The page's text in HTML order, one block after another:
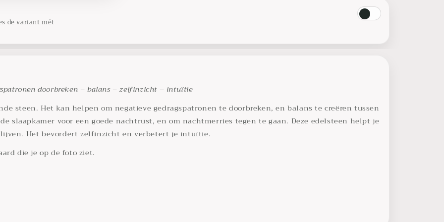
de variant mét
doorbreken – balans – zelfinzicht – intuïtie
steen. Het kan helpen om negatieve gedragspatronen te doorbreken, en balans te creëren tussen
slaapkamer voor een goede nachtrust, en om nachtmerries tegen te gaan. Deze edelsteen helpt je
Het bevordert zelfinzicht en verbetert je intuïtie.
die je op de foto ziet.